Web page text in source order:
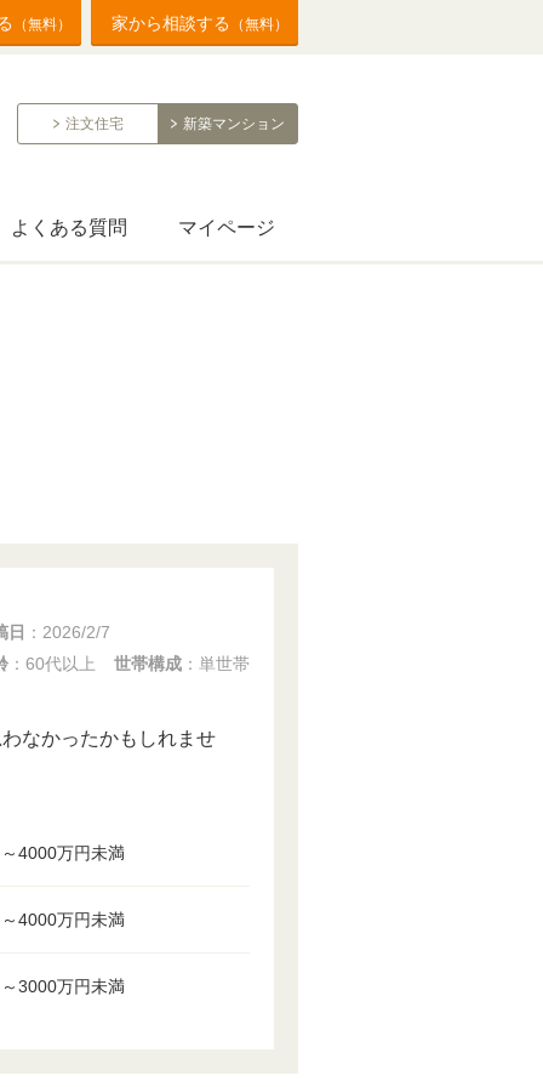
（無料） 家から相談する （無料）
注文住宅 新築マンション
よくある質問 マイページ
日 ： 2026/2/7
：60代以上 世帯構成 ：単世帯
なかったかもしれませ
4000万円未満
4000万円未満
3000万円未満